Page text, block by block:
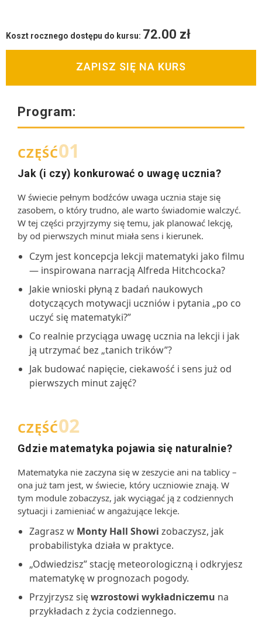
Koszt rocznego dostępu do kursu: 72.00 zł
ZAPISZ SIĘ NA KURS
Program:
CZĘŚĆ01
Jak (i czy) konkurować o uwagę ucznia?
W świecie pełnym bodźców uwaga ucznia staje się
zasobem, o który trudno, ale warto świadomie walczyć.
W tej części przyjrzymy się temu, jak planować lekcję,
by od pierwszych minut miała sens i kierunek.
Czym jest koncepcja lekcji matematyki jako filmu
— inspirowana narracją Alfreda Hitchcocka?
Jakie wnioski płyną z badań naukowych
dotyczących motywacji uczniów i pytania „po co
uczyć się matematyki?”
Co realnie przyciąga uwagę ucznia na lekcji i jak
ją utrzymać bez „tanich trików”?
Jak budować napięcie, ciekawość i sens już od
pierwszych minut zajęć?
CZĘŚĆ02
Gdzie matematyka pojawia się naturalnie?
Matematyka nie zaczyna się w zeszycie ani na tablicy –
ona już tam jest, w świecie, który uczniowie znają. W
tym module zobaczysz, jak wyciągać ją z codziennych
sytuacji i zamieniać w angażujące lekcje.
Zagrasz w Monty Hall Showi zobaczysz, jak
probabilistyka działa w praktyce.
„Odwiedzisz” stację meteorologiczną i odkryjesz
matematykę w prognozach pogody.
Przyjrzysz sięwzrostowi wykładniczemu na
przykładach z życia codziennego.